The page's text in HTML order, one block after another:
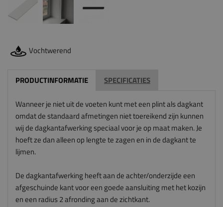
Vochtwerend
PRODUCTINFORMATIE SPECIFICATIES
Wanneer je niet uit de voeten kunt met een plint als dagkant
omdat de standaard afmetingen niet toereikend zijn kunnen
wij de dagkantafwerking speciaal voor je op maat maken. Je
hoeft ze dan alleen op lengte te zagen en in de dagkant te
lijmen.
De dagkantafwerking heeft aan de achter/onderzijde een
afgeschuinde kant voor een goede aansluiting met het kozijn
en een radius 2 afronding aan de zichtkant.